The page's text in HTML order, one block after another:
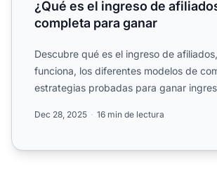
¿Qué es el ingreso de
completa para ganar
Descubre qué es el ingreso de
funciona, los diferentes modelos de
estrategias probadas para ganar
Dec 28, 2025 16 min de lectura